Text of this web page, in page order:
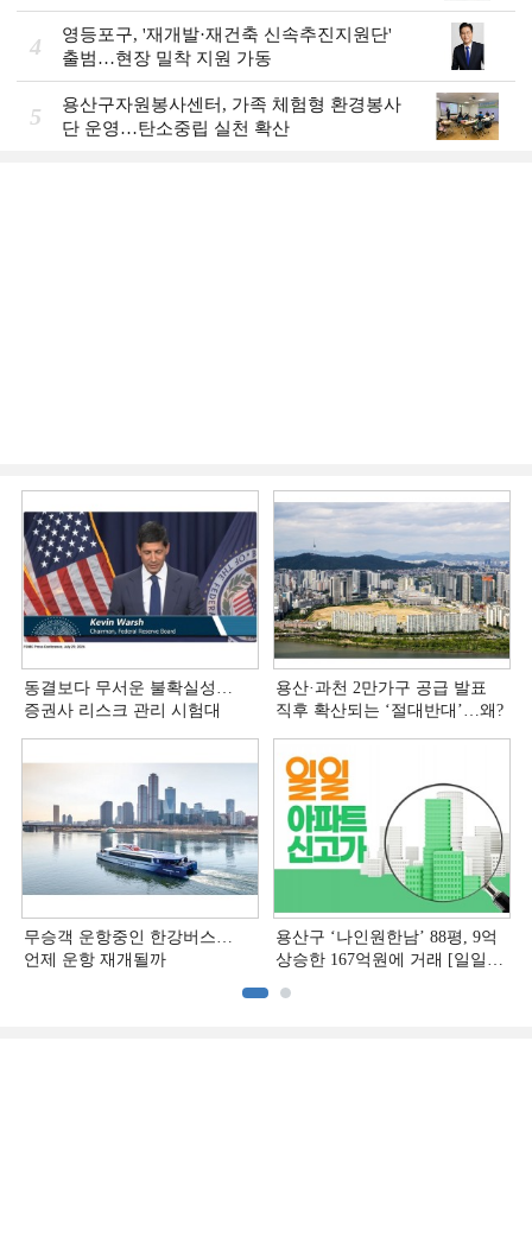
4
영등포구, '재개발·재건축 신속추진지원단'
출범…현장 밀착 지원 가동
5
용산구자원봉사센터, 가족 체험형 환경봉사
단 운영…탄소중립 실천 확산
동결보다 무서운 불확실성…
증권사 리스크 관리 시험대
용산·과천 2만가구 공급 발표
직후 확산되는 ‘절대반대’…왜?
무승객 운항중인 한강버스…
언제 운항 재개될까
용산구 ‘나인원한남’ 88평, 9억
상승한 167억원에 거래 [일일